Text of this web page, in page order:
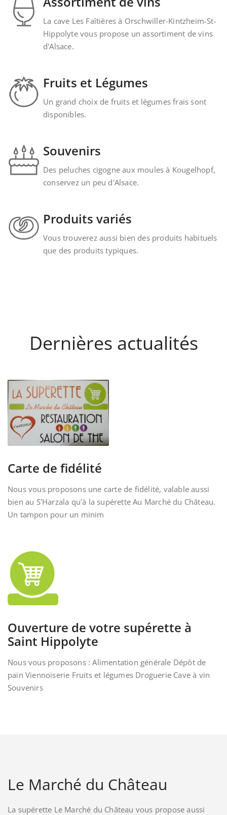
La cave Les Faîtières à Orschwiller-Kintzheim-St-
Hippolyte vous propose un assortiment de vins
d'Alsace.
Fruits et Légumes
Un grand choix de fruits et légumes frais sont
disponibles.
Souvenirs
Des peluches cigogne aux moules à Kougelhopf,
conservez un peu d'Alsace.
Produits variés
Vous trouverez aussi bien des produits habituels
que des produits typiques.
Dernières actualités
Carte de fidélité
Nous vous proposons une carte de fidélité, valable aussi
bien au S'Harzala qu'à la supérette Au Marché du Château.
Un tampon pour un minim
Ouverture de votre supérette à
Saint Hippolyte
Nous vous proposons : Alimentation générale Dépôt de
pain Viennoiserie Fruits et légumes Droguerie Cave à vin
Souvenirs
Le Marché du Château
La supérette Le Marché du Château vous propose aussi